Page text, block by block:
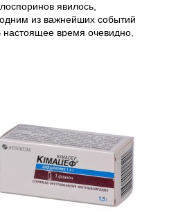
явилось,
из важнейших событий
время очевидно,